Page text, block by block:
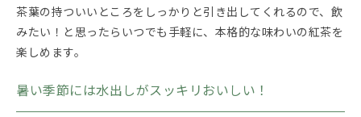
茶葉の持ついいところをしっかりと引き出してくれるので、飲
みたい！と思ったらいつでも手軽に、本格的な味わいの紅茶を
楽しめます。
暑い季節には水出しがスッキリおいしい！